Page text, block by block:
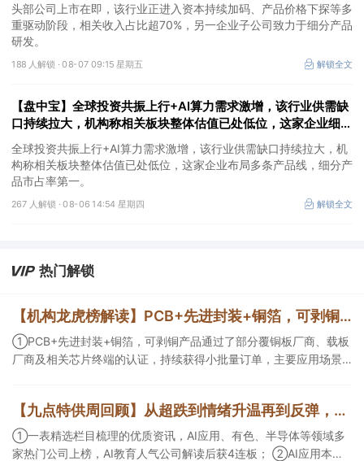
头部公司上市在即，该行业正进入资本持续加码、产品价格下探等多
重驱动阶段，相关收入占比超70%，另一企业子公司致力于细分产品
研发。
188 人解锁 ·08-07 09:15 星期五 解锁全文
【盘中宝】全球投资共振上行+AI算力需求激增，该行业供需缺
口持续拉大，机构称相关板块整体估值已处低位，这家企业细分
产品市占率第一
全球投资共振上行+AI算力需求激增，该行业供需缺口持续拉大，机
构称相关板块整体估值已处低位，这家企业布局多条产品线，细分产
品市占率第一。
267 人解锁 ·08-06 14:54 星期四 解锁全文
热门解锁
【机构龙虎榜解读】PCB+先进封装+铜箔，可剥铜产品通过了部分覆铜板厂商、载板厂商及相关芯片终端的认证，持续获得小批量订单，主要应用场景包括芯片封装光模块用PCB，机构大额净买入这家公司
①PCB+先进封装+铜箔，可剥铜产品通过了部分覆铜板厂商、载板
厂商及相关芯片终端的认证，持续获得小批量订单，主要应用场景
等方面具有丰富经验，具备承接细胞与基因治疗产品商业化受托生
产的合规资质，这家公司获净买入。
【九点特供周回顾】从超跌到情绪升温再到反弹，栏目梳理AI应用题材逻辑，AI教育人气公司解读后获4连板
①一表精选栏目梳理的优质资讯，AI应用、有色、半导体等领域多
家热门公司上榜，AI教育人气公司解读后获4连板； ②AI应用本周